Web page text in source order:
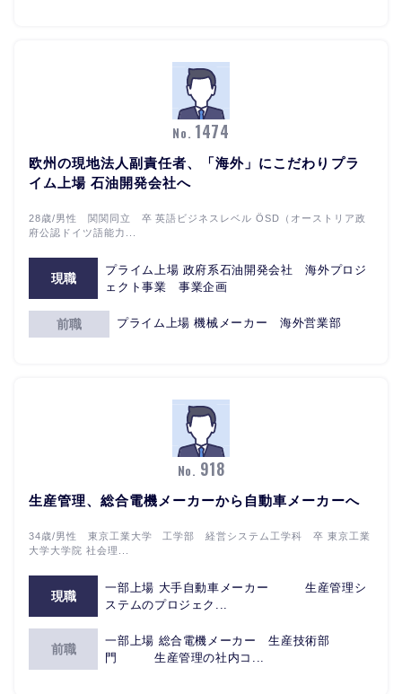
No. 1474
欧州の現地法人副責任者、「海外」にこだわりプラ
イム上場 石油開発会社へ
28歳/男性 関関同立 卒 英語ビジネスレベル ÖSD（オーストリア政
府公認ドイツ語能力...
現職
プライム上場 政府系石油開発会社 海外プロジ
ェクト事業 事業企画
前職 プライム上場 機械メーカー 海外営業部
No. 918
生産管理、総合電機メーカーから自動車メーカーへ
34歳/男性 東京工業大学 工学部 経営システム工学科 卒 東京工業
大学大学院 社会理...
現職
一部上場 大手自動車メーカー 生産管理シ
ステムのプロジェク...
前職
一部上場 総合電機メーカー 生産技術部
門 生産管理の社内コ...